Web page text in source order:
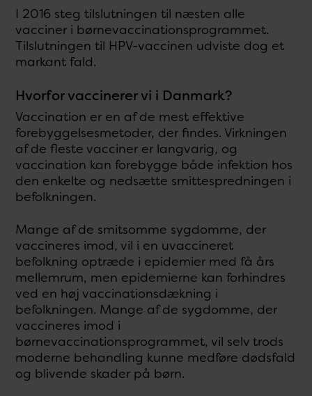
I 2016 steg tilslutningen til næsten alle
vacciner i børnevaccinationsprogrammet.
Tilslutningen til HPV-vaccinen udviste dog et
markant fald.
Hvorfor vaccinerer vi i Danmark?
Vaccination er en af de mest effektive
forebyggelsesmetoder, der findes. Virkningen
af de fleste vacciner er langvarig, og
vaccination kan forebygge både infektion hos
den enkelte og nedsætte smittespredningen i
befolkningen.
Mange af de smitsomme sygdomme, der
vaccineres imod, vil i en uvaccineret
befolkning optræde i epidemier med få års
mellemrum, men epidemierne kan forhindres
ved en høj vaccinationsdækning i
befolkningen. Mange af de sygdomme, der
vaccineres imod i
børnevaccinationsprogrammet, vil selv trods
moderne behandling kunne medføre dødsfald
og blivende skader på børn.